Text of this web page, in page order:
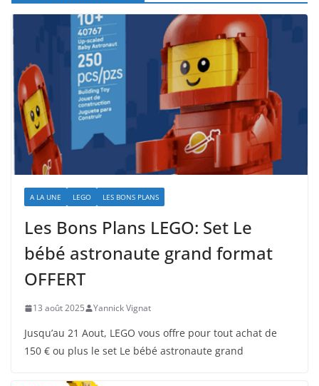
A LA UNE LEGO LES BONS PLANS
Les Bons Plans LEGO: Set Le
bébé astronaute grand format
OFFERT
13 août 2025 Yannick Vignat
Jusqu’au 21 Aout, LEGO vous offre pour tout achat de
150 € ou plus le set Le bébé astronaute grand